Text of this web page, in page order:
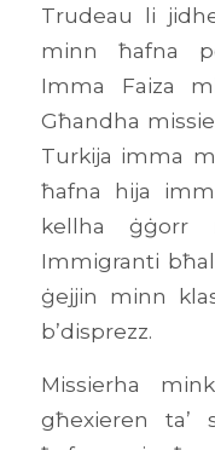
Trudeau li
minn ħafna
Imma Faiza
Għandha
Turkija imma
ħafna hija
kellha ġġorr
Immigranti
ġejjin minn
b’disprezz.
Missierha
għexieren ta’